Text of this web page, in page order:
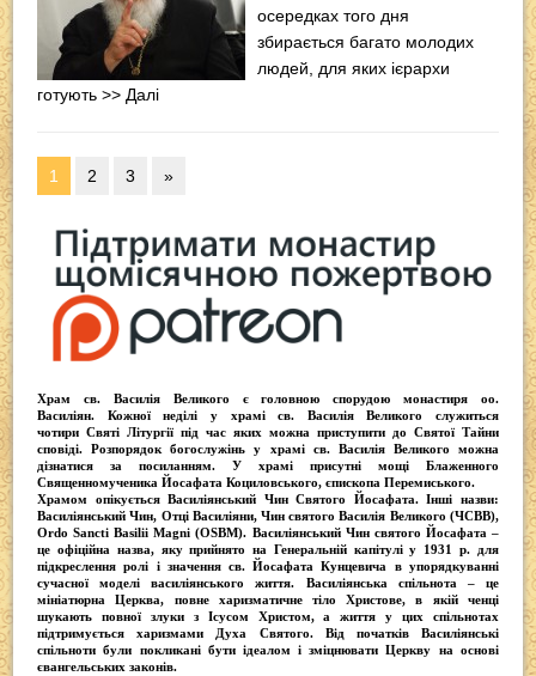
осередках того дня
збирається багато молодих
людей, для яких ієрархи
готують>> Далі
1 2 3 »
Храм св. Василія Великого є головною спорудою монастиря оо.
Василіян. Кожної неділі у храмі св. Василія Великого служиться
чотириСвяті Літургії під час яких можна приступити до Святої Тайни
сповіді.Розпорядок богослужінь у храмі св. Василія Великого можна
дізнатися за посиланням. У храмі присутні мощі Блаженного
Священномученика Йосафата Коциловського, єпископа Перемиського.
Храмом опікуєтьсяВасиліянський Чин Святого Йосафата. Інші назви:
Василіянський Чин, Отці Василіяни, Чин святого Василія Великого (ЧСВВ),
Ordо Sancti Basilii Magni (OSBM). Василіянський Чин святого Йосафата –
це офіційна назва, яку прийнято на Генеральній капітулі у 1931 р. для
підкреслення ролі і значення св. Йосафата Кунцевича в упорядкуванні
сучасної моделі василіянського життя. Василіянська спільнота – це
мініатюрна Церква, повне харизматичне тіло Христове, в якій ченці
шукають повної злуки з Iсусом Христом, а життя у цих спільнотах
підтримується харизмами Духа Святого. Від початків Василіянські
спільноти були покликані бути ідеалом і зміцнювати Церкву на основі
євангельських законів.